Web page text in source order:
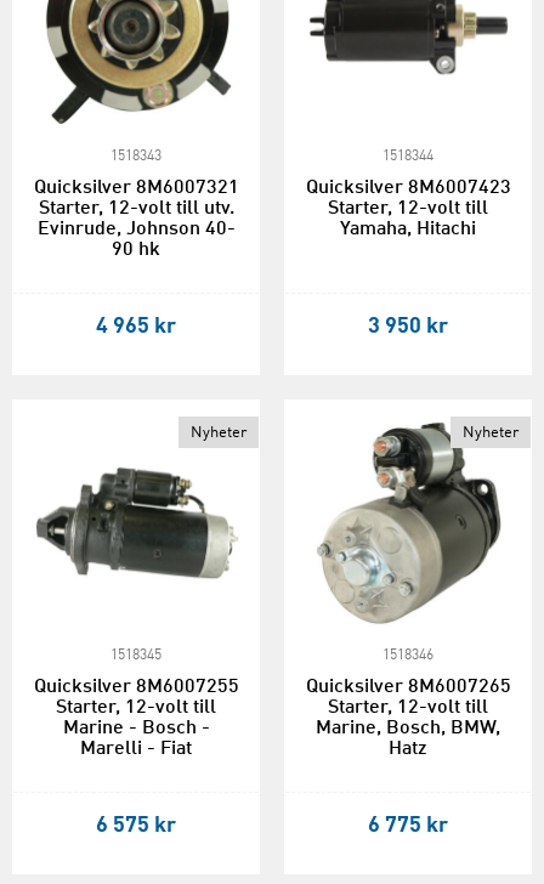
1518343
Quicksilver 8M6007321
Starter, 12-volt till utv.
Evinrude, Johnson 40-
90 hk
4 965 kr
1518344
Quicksilver 8M6007423
Starter, 12-volt till
Yamaha, Hitachi
3 950 kr
Nyheter
1518345
Quicksilver 8M6007255
Starter, 12-volt till
Marine - Bosch -
Marelli - Fiat
6 575 kr
Nyheter
1518346
Quicksilver 8M6007265
Starter, 12-volt till
Marine, Bosch, BMW,
Hatz
6 775 kr